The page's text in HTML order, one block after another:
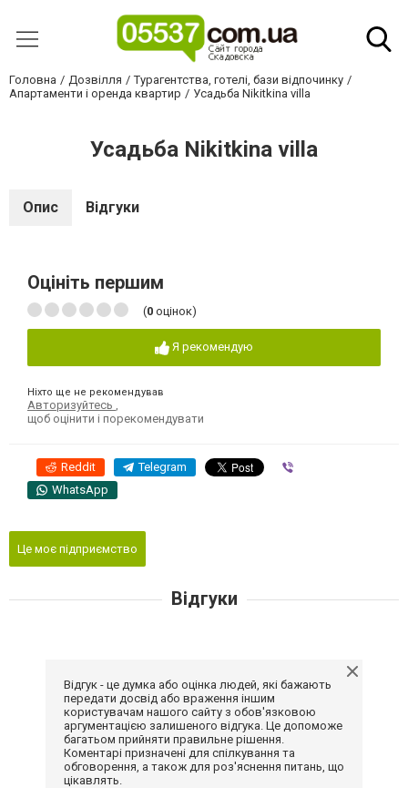
Головна Дозвілля
Турагентства, готелі, бази відпочинку
Апартаменти і оренда квартир
Усадьба Nikitkina villa
Усадьба Nikitkina villa
Опис Відгуки
Оцініть першим
(0 оцінок)
Я рекомендую
Ніхто ще не рекомендував
Авторизуйтесь
щоб оцінити і порекомендувати
Reddit Telegram
WhatsApp
Це моє підприємство
Відгуки
Відгук - це думка або оцінка людей, які бажають
передати досвід або враження іншим
користувачам нашого сайту з обов'язковою
аргументацією залишеного відгука. Це допоможе
багатьом прийняти правильне рішення.
Коментарі призначені для спілкування та
обговорення, а також для роз'яснення питань, що
цікавлять.